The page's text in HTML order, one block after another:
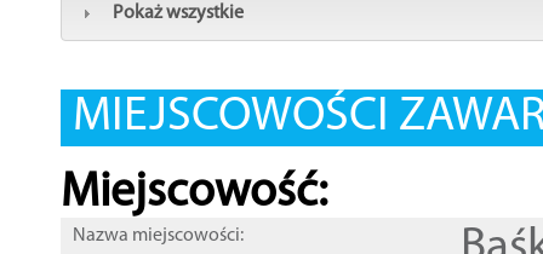
Pokaż wszystkie
MIEJSCOWOŚCI
Miejscowość:
Nazwa miejscowości: